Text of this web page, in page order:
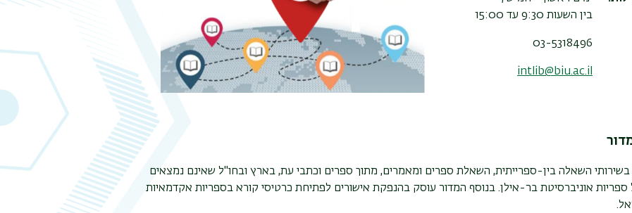
בין השעות 9:30 עד 15:00
03-5318496
intlib@biu.ac.il
השאלה בין-ספרייתית, השאלת ספרים ומאמרים, מתוך ספרים וכתבי עת, בארץ ובחו"ל שאינם נמצאים
אוניברסיטת בר-אילן. בנוסף המדור עוסק בהנפקת אישורים לפתיחת כרטיסי קורא בספריות אקדמאיות